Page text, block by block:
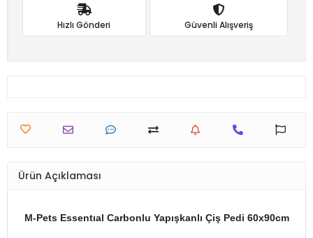
Hızlı Gönderi Güvenli Alışveriş
Ürün Açıklaması
M-Pets Essentıal Carbonlu Yapışkanlı Çiş Pedi 60x90cm